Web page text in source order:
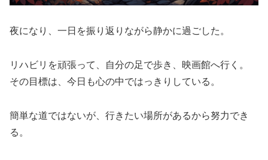
夜になり、一日を振り返りながら静かに過ごした。
リハビリを頑張って、自分の足で歩き、映画館へ行く。
その目標は、今日も心の中ではっきりしている。
簡単な道ではないが、行きたい場所があるから努力でき
る。